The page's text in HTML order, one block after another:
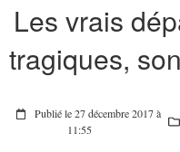
Les vrais
tragiques,
Publié le 27 décembre 2017 à
11:55